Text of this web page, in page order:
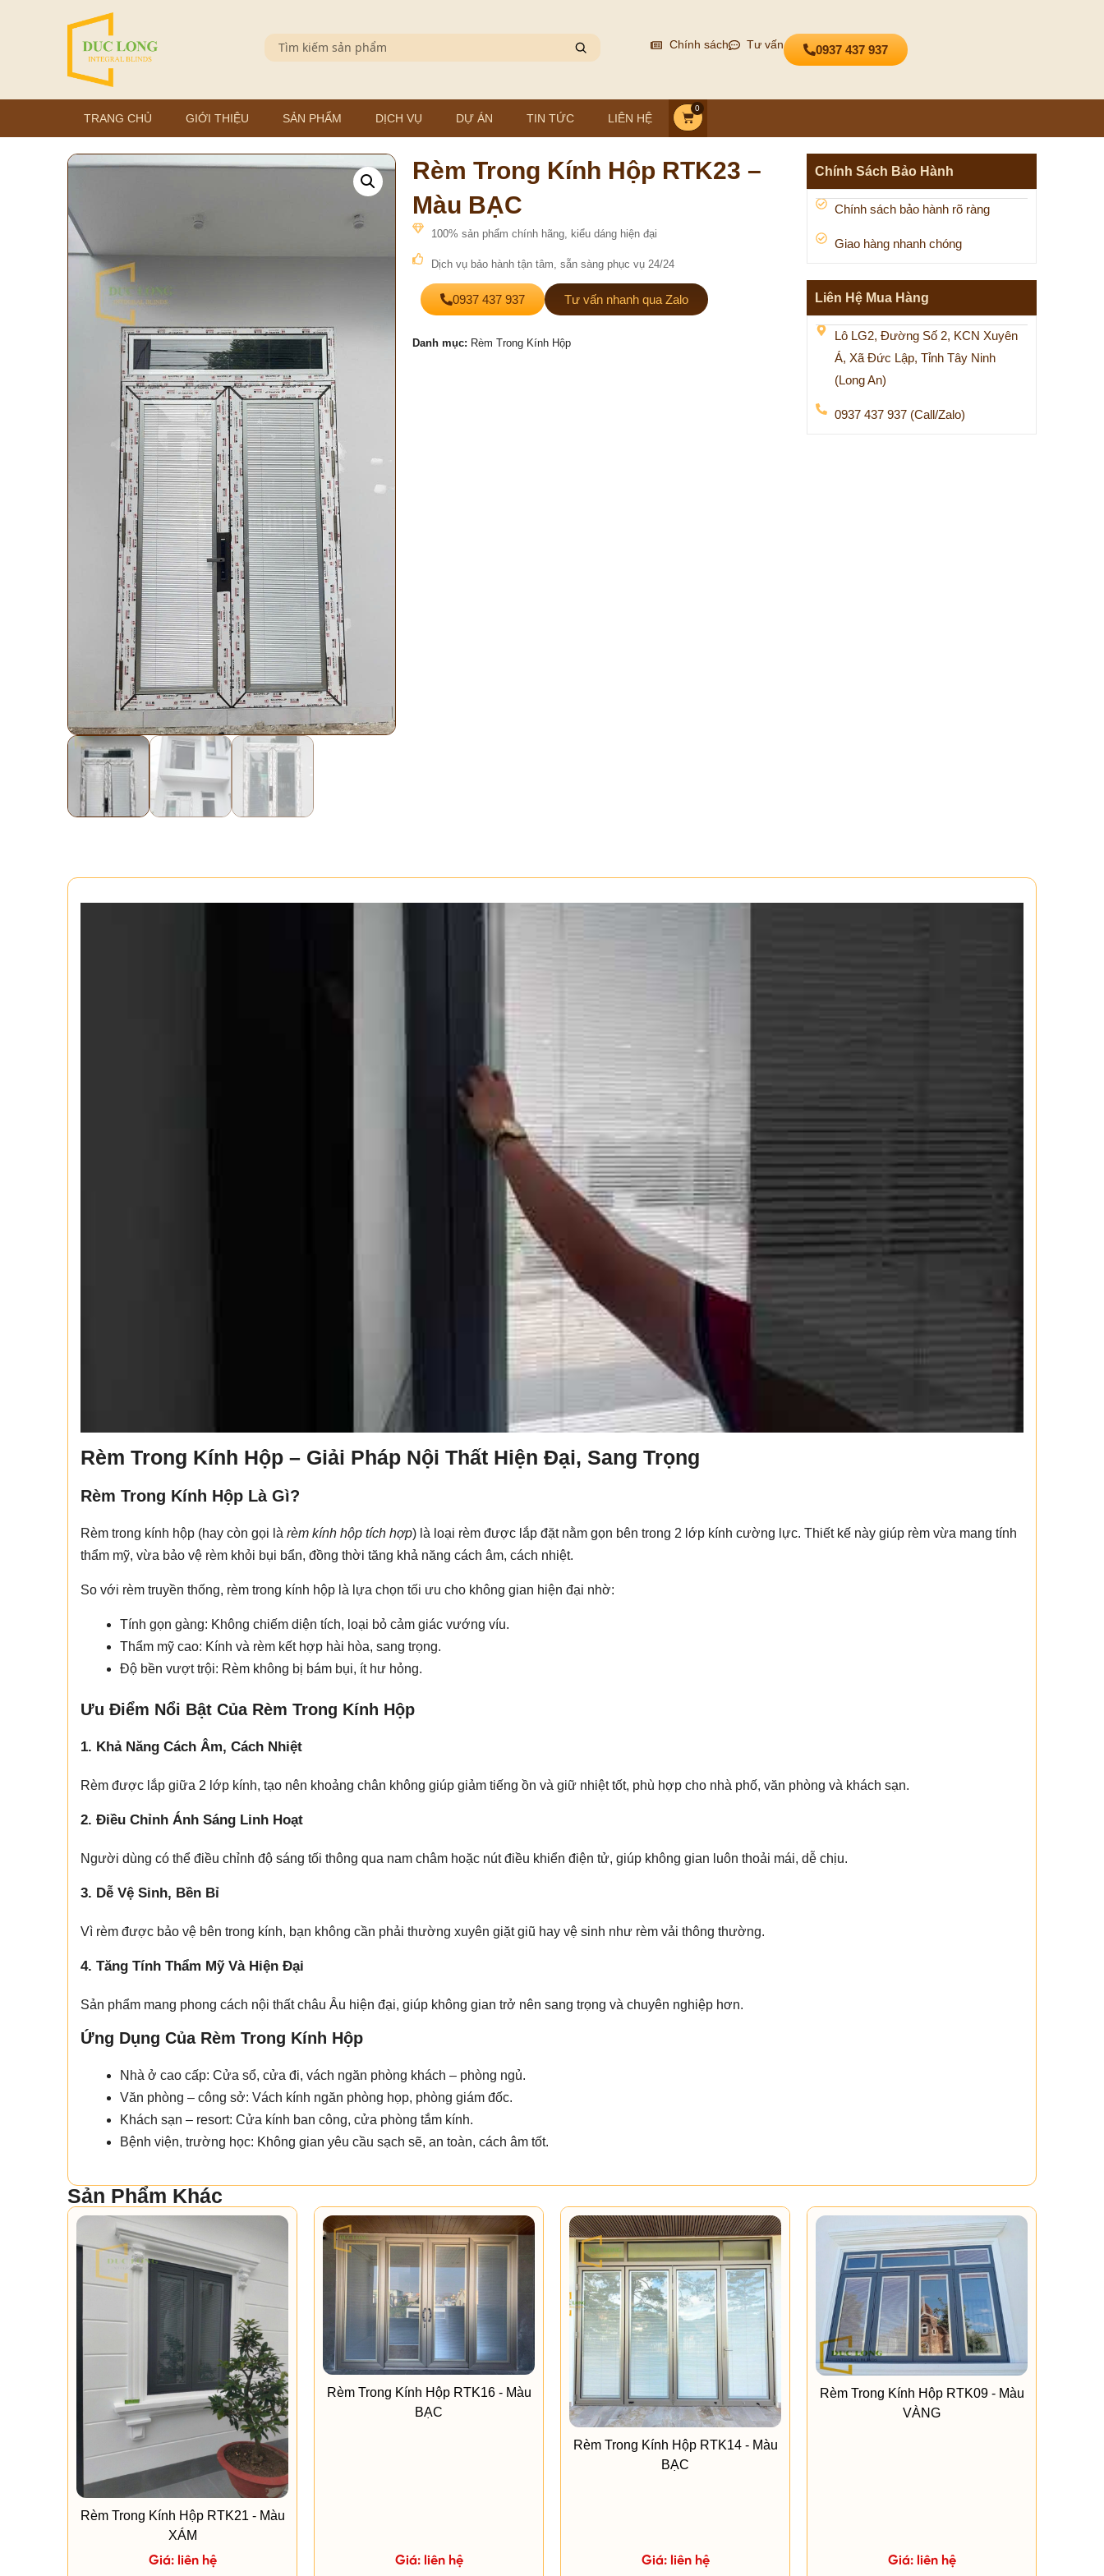
Chính sách Tư vấn 0937 437 937
TRANG CHỦ GIỚI THIỆU SẢN PHẨM DỊCH VỤ DỰ ÁN TIN TỨC LIÊN HỆ
0
Rèm Trong Kính Hộp RTK23 –
Màu BẠC
100% sản phẩm chính hãng, kiểu dáng hiện đại
Dịch vụ bảo hành tận tâm, sẵn sàng phục vụ 24/24
0937 437 937 Tư vấn nhanh qua Zalo
Danh mục: Rèm Trong Kính Hộp
Chính Sách Bảo Hành
Chính sách bảo hành rõ ràng
Giao hàng nhanh chóng
Liên Hệ Mua Hàng
Lô LG2, Đường Số 2, KCN Xuyên
Á, Xã Đức Lập, Tỉnh Tây Ninh
(Long An)
0937 437 937 (Call/Zalo)
Rèm Trong Kính Hộp – Giải Pháp Nội Thất Hiện Đại, Sang Trọng
Rèm Trong Kính Hộp Là Gì?
Rèm trong kính hộp (hay còn gọi là rèm kính hộp tích hợp) là loại rèm được lắp đặt nằm gọn bên trong 2 lớp kính cường lực. Thiết kế này giúp rèm vừa mang tính
thẩm mỹ, vừa bảo vệ rèm khỏi bụi bẩn, đồng thời tăng khả năng cách âm, cách nhiệt.
So với rèm truyền thống, rèm trong kính hộp là lựa chọn tối ưu cho không gian hiện đại nhờ:
Tính gọn gàng: Không chiếm diện tích, loại bỏ cảm giác vướng víu.
Thẩm mỹ cao: Kính và rèm kết hợp hài hòa, sang trọng.
Độ bền vượt trội: Rèm không bị bám bụi, ít hư hỏng.
Ưu Điểm Nổi Bật Của Rèm Trong Kính Hộp
1. Khả Năng Cách Âm, Cách Nhiệt
Rèm được lắp giữa 2 lớp kính, tạo nên khoảng chân không giúp giảm tiếng ồn và giữ nhiệt tốt, phù hợp cho nhà phố, văn phòng và khách sạn.
2. Điều Chỉnh Ánh Sáng Linh Hoạt
Người dùng có thể điều chỉnh độ sáng tối thông qua nam châm hoặc nút điều khiển điện tử, giúp không gian luôn thoải mái, dễ chịu.
3. Dễ Vệ Sinh, Bền Bỉ
Vì rèm được bảo vệ bên trong kính, bạn không cần phải thường xuyên giặt giũ hay vệ sinh như rèm vải thông thường.
4. Tăng Tính Thẩm Mỹ Và Hiện Đại
Sản phẩm mang phong cách nội thất châu Âu hiện đại, giúp không gian trở nên sang trọng và chuyên nghiệp hơn.
Ứng Dụng Của Rèm Trong Kính Hộp
Nhà ở cao cấp: Cửa sổ, cửa đi, vách ngăn phòng khách – phòng ngủ.
Văn phòng – công sở: Vách kính ngăn phòng họp, phòng giám đốc.
Khách sạn – resort: Cửa kính ban công, cửa phòng tắm kính.
Bệnh viện, trường học: Không gian yêu cầu sạch sẽ, an toàn, cách âm tốt.
Sản Phẩm Khác
Rèm Trong Kính Hộp RTK21 - Màu
XÁM
Giá: liên hệ
Rèm Trong Kính Hộp RTK16 - Màu
BẠC
Giá: liên hệ
Rèm Trong Kính Hộp RTK14 - Màu
BẠC
Giá: liên hệ
Rèm Trong Kính Hộp RTK09 - Màu
VÀNG
Giá: liên hệ